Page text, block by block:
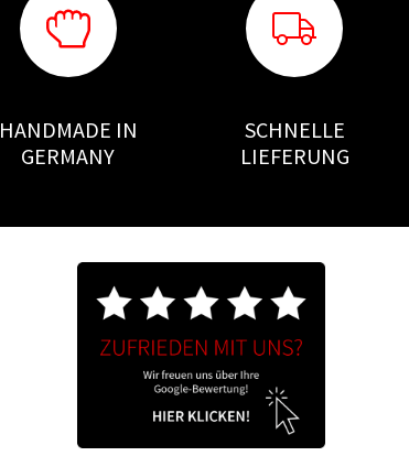
HANDMADE IN
GERMANY
SCHNELLE
LIEFERUNG